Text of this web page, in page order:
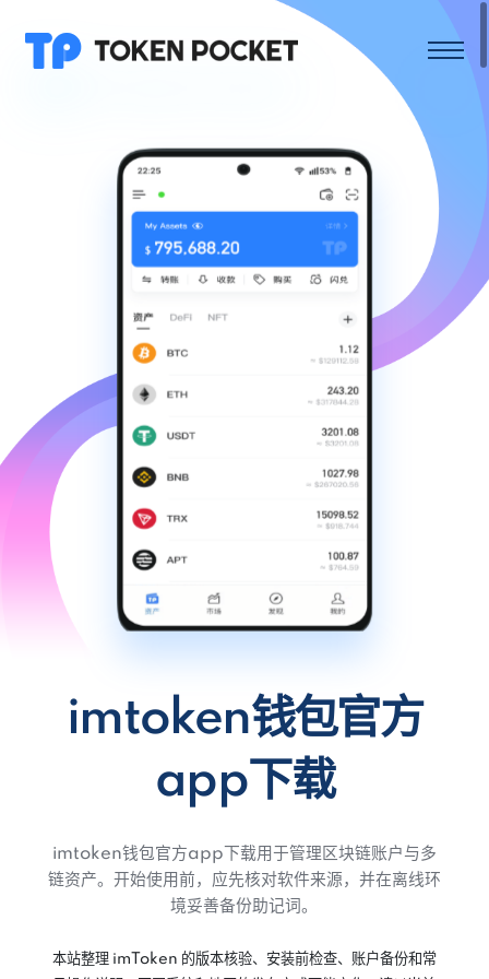
imtoken钱包官方
app下载
imtoken钱包官方app下载用于管理区块链账户与多
链资产。开始使用前，应先核对软件来源，并在离线环
境妥善备份助记词。
本站整理 imToken 的版本核验、安装前检查、账户备份和常